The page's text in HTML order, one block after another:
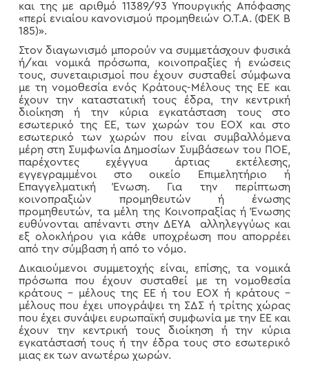
και της με αριθμό 11389/93 Υπουργικής Απόφασης
«περί ενιαίου κανονισμού προμηθειών Ο.Τ.Α. (ΦΕΚ Β
185)».
Στον διαγωνισμό μπορούν να συμμετάσχουν φυσικά
ή/και νομικά πρόσωπα, κοινοπραξίες ή ενώσεις
τους, συνεταιρισμοί που έχουν συσταθεί σύμφωνα
με τη νομοθεσία ενός Κράτους-Μέλους της ΕΕ και
έχουν την καταστατική τους έδρα, την κεντρική
διοίκηση ή την κύρια εγκατάσταση τους στο
εσωτερικό της ΕΕ, των χωρών του ΕΟΧ και στο
εσωτερικό των χωρών που είναι συμβαλλόμενα
μέρη στη Συμφωνία Δημοσίων Συμβάσεων του ΠΟΕ,
παρέχοντες εχέγγυα άρτιας εκτέλεσης,
εγγεγραμμένοι στο οικείο Επιμελητήριο ή
Επαγγελματική Ένωση. Για την περίπτωση
κοινοπραξιών προμηθευτών ή ένωσης
προμηθευτών, τα μέλη της Κοινοπραξίας ή Ένωσης
ευθύνονται απέναντι στην ΔΕΥΑ αλληλεγγύως και
εξ ολοκλήρου για κάθε υποχρέωση που απορρέει
από την σύμβαση ή από το νόμο.
Δικαιούμενοι συμμετοχής είναι, επίσης, τα νομικά
πρόσωπα που έχουν συσταθεί με τη νομοθεσία
κράτους – μέλους της ΕΕ ή του ΕΟΧ ή κράτους –
μέλους που έχει υπογράψει τη ΣΔΣ ή τρίτης χώρας
που έχει συνάψει ευρωπαϊκή συμφωνία με την ΕΕ και
έχουν την κεντρική τους διοίκηση ή την κύρια
εγκατάστασή τους ή την έδρα τους στο εσωτερικό
μιας εκ των ανωτέρω χωρών.